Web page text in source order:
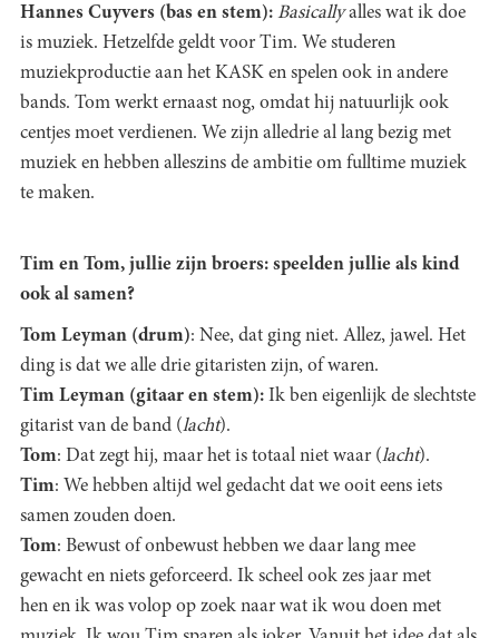
Hannes Cuyvers (bas en stem): Basicallyalles wat ik doe
is muziek. Hetzelfde geldt voor Tim. We studeren
muziekproductie aan het KASK en spelen ook in andere
bands. Tom werkt ernaast nog, omdat hij natuurlijk ook
centjes moet verdienen. We zijn alledrie al lang bezig met
muziek en hebben alleszins de ambitie om fulltime muziek
te maken.
Tim en Tom, jullie zijn broers: speelden jullie als kind
ook al samen?
Tom Leyman (drum): Nee, dat ging niet. Allez, jawel. Het
ding is dat we alle drie gitaristen zijn, of waren.
Tim Leyman (gitaar en stem): Ik ben eigenlijk de slechtste
gitarist van de band (lacht).
Tom: Dat zegt hij, maar het is totaal niet waar (lacht).
Tim: We hebben altijd wel gedacht dat we ooit eens iets
samen zouden doen.
Tom: Bewust of onbewust hebben we daar lang mee
gewacht en niets geforceerd. Ik scheel ook zes jaar met
hen en ik was volop op zoek naar wat ik wou doen met